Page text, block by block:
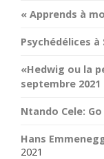
« Apprends à
Psychédélices à
«Hedwig ou la
septembre 2021
Ntando Cele:
Hans
2021